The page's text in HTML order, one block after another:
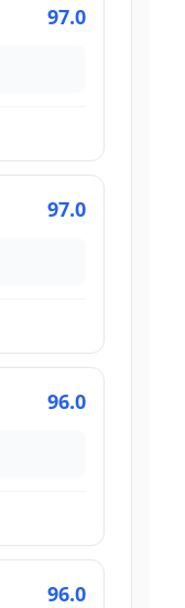
97.0
97.0
96.0
96.0